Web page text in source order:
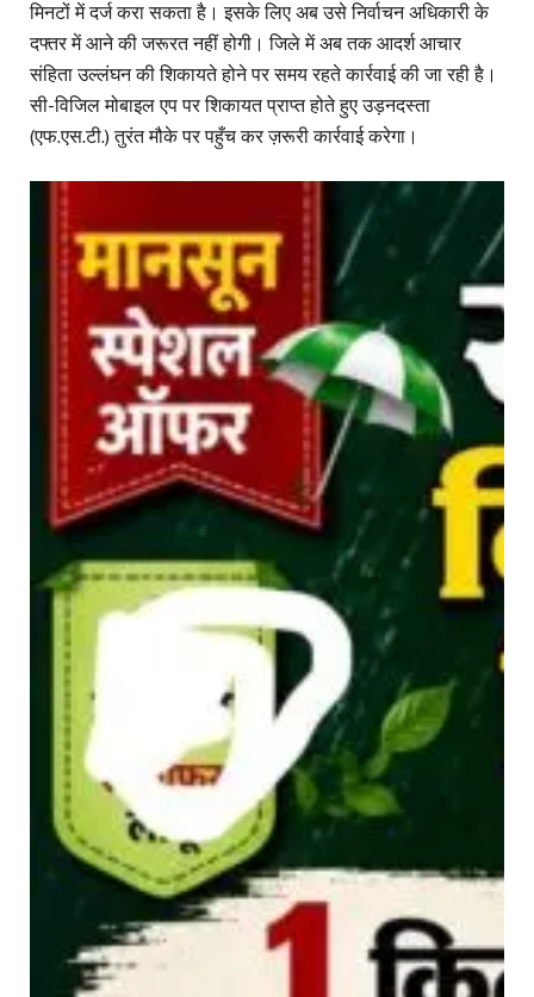
मिनटों में दर्ज करा सकता है। इसके लिए अब उसे निर्वाचन अधिकारी के
दफ्तर में आने की जरूरत नहीं होगी। जिले में अब तक आदर्श आचार
संहिता उल्लंघन की शिकायते होने पर समय रहते कार्रवाई की जा रही है।
सी-विजिल मोबाइल एप पर शिकायत प्राप्त होते हुए उड़नदस्ता
(एफ.एस.टी.) तुरंत मौके पर पहुँच कर ज़रूरी कार्रवाई करेगा।